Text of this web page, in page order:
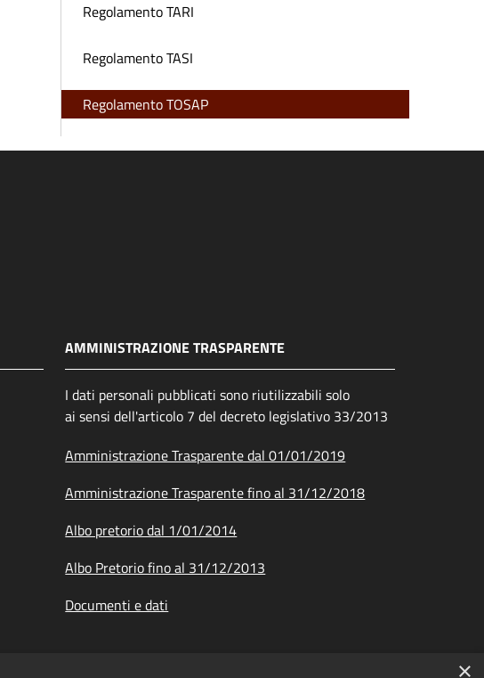
Regolamento TARI
Regolamento TASI
Regolamento TOSAP
AMMINISTRAZIONE TRASPARENTE
I dati personali pubblicati sono riutilizzabili solo
ai sensi dell'articolo 7 del decreto legislativo 33/2013
Amministrazione Trasparente dal 01/01/2019
Amministrazione Trasparente fino al 31/12/2018
Albo pretorio dal 1/01/2014
Albo Pretorio fino al 31/12/2013
Documenti e dati
×